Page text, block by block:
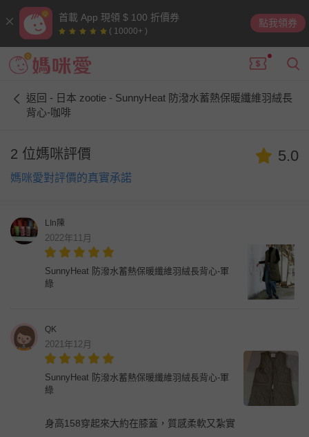
首載 App 現領 $ 100 折價券
( 10000+ )
點我領券
返回 - 日本 zootie - SunnyHeat 防潑水蓄熱保暖纖維羽絨長
背心-咖啡
2 位媽咪評價
媽咪愛對評價的真實承諾
5.0
LIn陳
2022年11月
SunnyHeat 防潑水蓄熱保暖纖維羽絨長背心-軍
綠
QK
2021年12月
SunnyHeat 防潑水蓄熱保暖纖維羽絨長背心-軍
綠
身高158穿起來大約在膝蓋，質感柔軟又紮實